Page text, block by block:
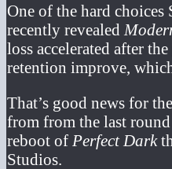
One of the hard choices
recently revealed
loss accelerated after
retention improve,
That’s good news for
from from the last
reboot of Perfect Dark
Studios.